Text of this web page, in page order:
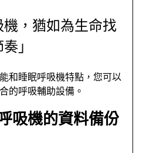
機，猶如為生命找
」
和睡眠呼吸機特點，您可以
的呼吸輔助設備。
吸機的資料備份